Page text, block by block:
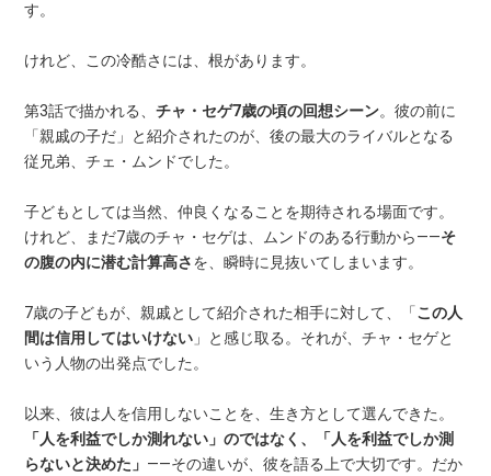
す。
けれど、この冷酷さには、根があります。
第3話で描かれる、チャ・セゲ7歳の頃の回想シーン。彼の前に
「親戚の子だ」と紹介されたのが、後の最大のライバルとなる
従兄弟、チェ・ムンドでした。
子どもとしては当然、仲良くなることを期待される場面です。
けれど、まだ7歳のチャ・セゲは、ムンドのある行動から——そ
の腹の内に潜む計算高さを、瞬時に見抜いてしまいます。
7歳の子どもが、親戚として紹介された相手に対して、「この人
間は信用してはいけない 」と感じ取る。それが、チャ・セゲと
いう人物の出発点でした。
以来、彼は人を信用しないことを、生き方として選んできた。
「人を利益でしか測れない」のではなく、「人を利益でしか測
らないと決めた」 ——その違いが、彼を語る上で大切です。だか